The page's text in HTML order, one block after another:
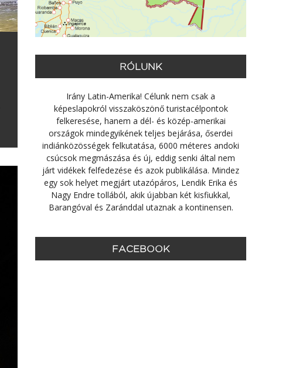
RÓLUNK
Irány Latin-Amerika! Célunk nem csak a
képeslapokról visszaköszönő turistacélpontok
felkeresése, hanem a dél- és közép-amerikai
országok mindegyikének teljes bejárása, őserdei
indiánközösségek felkutatása, 6000 méteres andoki
csúcsok megmászása és új, eddig senki által nem
járt vidékek felfedezése és azok publikálása. Mindez
egy sok helyet megjárt utazópáros, Lendik Erika és
Nagy Endre tollából, akik újabban két kisfiukkal,
Barangóval és Zaránddal utaznak a kontinensen.
FACEBOOK